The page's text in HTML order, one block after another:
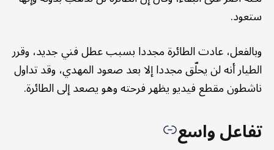
ستعود.
وبالفعل، عادت الطائرة مجددا بسبب عطل فني جديد، وقرر
الطيار أنه لن يحلّق مجددا إلا بعد صعود المهدي، وقد تداول
ناشطون مقطع فيديو يظهر فرحته وهو يصعد إلى الطائرة.
تفاعل واسع